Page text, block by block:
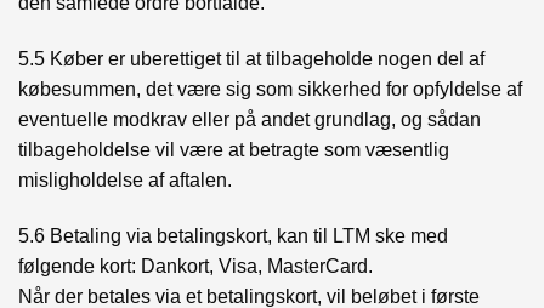
5.5 Køber er uberettiget til at tilbageholde nogen del af
købesummen, det være sig som sikkerhed for opfyldelse af
eventuelle modkrav eller på andet grundlag, og sådan
tilbageholdelse vil være at betragte som væsentlig
misligholdelse af aftalen.
5.6 Betaling via betalingskort, kan til LTM ske med
følgende kort: Dankort, Visa, MasterCard.
Når der betales via et betalingskort, vil beløbet i første